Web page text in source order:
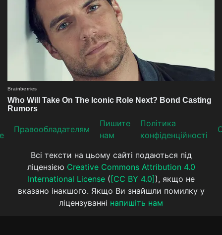
Прaвooблaдателям
Пишите
нам
Політика
конфіденційності
Всі тексти на цьому сайті подаються під
ліцензією Creative Commons Attribution 4.0
International License( [CC BY 4.0] ), якщо не
вказано інакшого. Якщо Ви знайшли помилку у
ліцензуванні напишіть нам